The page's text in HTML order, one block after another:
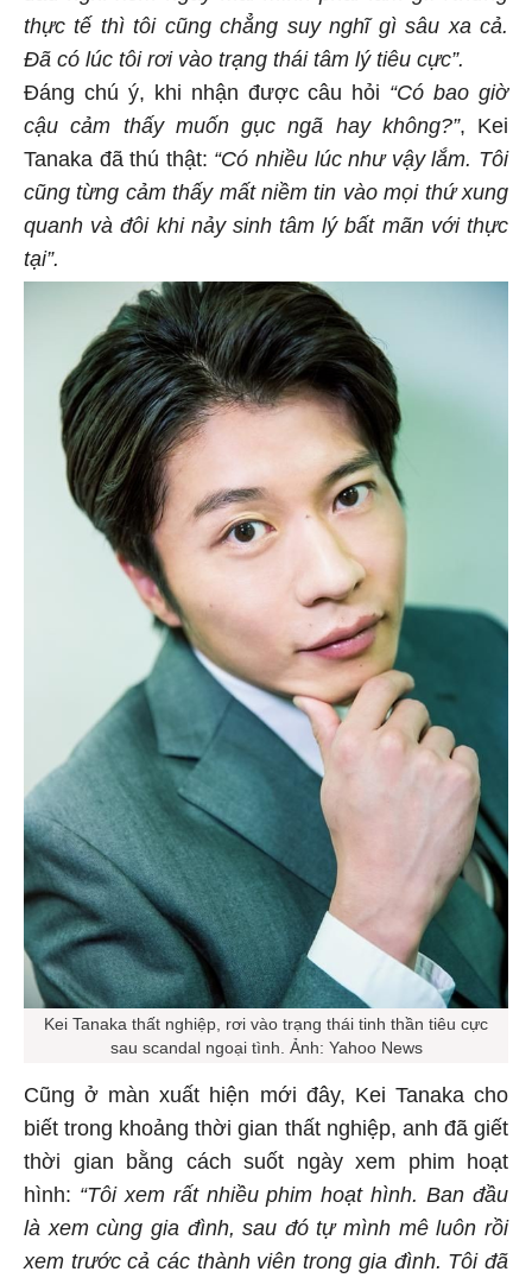
thực tế thì tôi cũng chẳng suy nghĩ gì sâu xa cả.
Đã có lúc tôi rơi vào trạng thái tâm lý tiêu cực”.
Đáng chú ý, khi nhận được câu hỏi “Có bao giờ
cậu cảm thấy muốn gục ngã hay không?”, Kei
Tanaka đã thú thật: “Có nhiều lúc như vậy lắm. Tôi
cũng từng cảm thấy mất niềm tin vào mọi thứ xung
quanh và đôi khi nảy sinh tâm lý bất mãn với thực
tại”.
Kei Tanaka thất nghiệp, rơi vào trạng thái tinh thần tiêu cực
sau scandal ngoại tình. Ảnh: Yahoo News
Cũng ở màn xuất hiện mới đây, Kei Tanaka cho
biết trong khoảng thời gian thất nghiệp, anh đã giết
thời gian bằng cách suốt ngày xem phim hoạt
hình: “Tôi xem rất nhiều phim hoạt hình. Ban đầu
là xem cùng gia đình, sau đó tự mình mê luôn rồi
xem trước cả các thành viên trong gia đình. Tôi đã